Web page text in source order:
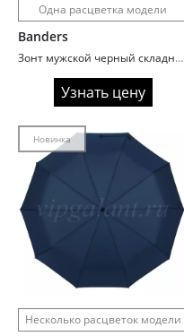
Одна расцветка модели
Banders
Зонт мужской черный складной 16 спиц усиленный A1998
Узнать цену
Новинка
Несколько расцветок модели